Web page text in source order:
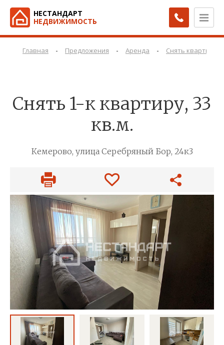
НЕСТАНДАРТ
НЕДВИЖИМОСТЬ
Главная - Предложения - Аренда - Снять квартиру
Снять 1-к квартиру, 33
кв.м.
Кемерово, улица Серебряный Бор, 24к3